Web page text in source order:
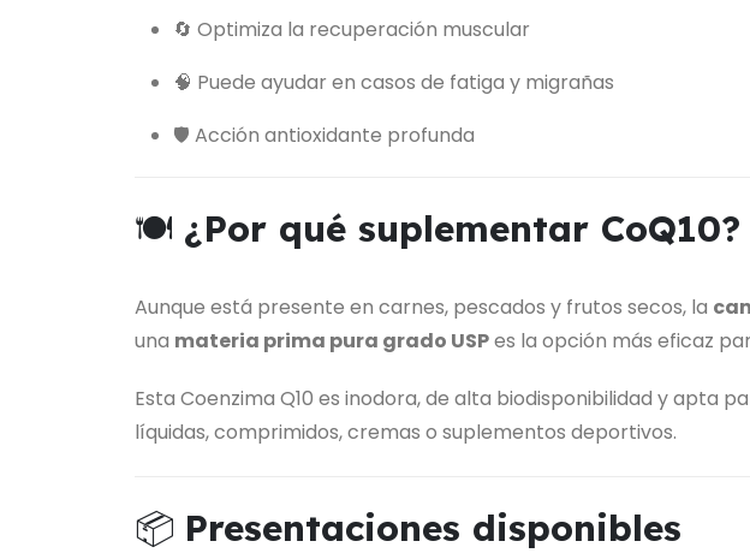
🔄 Optimiza la recuperación muscular
🧠 Puede ayudar en casos de fatiga y migrañas
🛡️ Acción antioxidante profunda
🍽️ ¿Por qué suplementar CoQ10?
Aunque está presente en carnes, pescados y frutos secos, la
una materia prima pura grado USPes la opción más eficaz
Esta Coenzima Q10 es inodora, de alta biodisponibilidad y apta
líquidas, comprimidos, cremas o suplementos deportivos.
📦 Presentaciones disponibles